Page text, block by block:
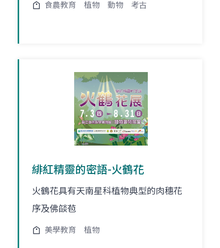
食農教育 植物 動物 考古
緋紅精靈的密語-火鶴花
火鶴花具有天南星科植物典型的肉穗花
序及佛燄苞
美學教育 植物